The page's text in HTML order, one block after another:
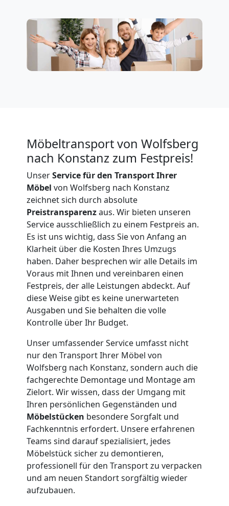
Möbeltransport von Wolfsberg
nach Konstanz zum Festpreis!
UnserService für den Transport Ihrer
Möbel von Wolfsberg nach Konstanz
zeichnet sich durch absolute
Preistransparenzaus. Wir bieten unseren
Service ausschließlich zu einem Festpreis an.
Es ist uns wichtig, dass Sie von Anfang an
Klarheit über die Kosten Ihres Umzugs
haben. Daher besprechen wir alle Details im
Voraus mit Ihnen und vereinbaren einen
Festpreis, der alle Leistungen abdeckt. Auf
diese Weise gibt es keine unerwarteten
Ausgaben und Sie behalten die volle
Kontrolle über Ihr Budget.
Unser umfassender Service umfasst nicht
nur den Transport Ihrer Möbel von
Wolfsberg nach Konstanz, sondern auch die
fachgerechte Demontage und Montage am
Zielort. Wir wissen, dass der Umgang mit
Ihren persönlichen Gegenständen und
Möbelstücken besondere Sorgfalt und
Fachkenntnis erfordert. Unsere erfahrenen
Teams sind darauf spezialisiert, jedes
Möbelstück sicher zu demontieren,
professionell für den Transport zu verpacken
und am neuen Standort sorgfältig wieder
aufzubauen.
Wolfsberg
Firmenumzug
Wolfsberg
Expressumzug
Wolfsberg
Tragehilfe
Wolfsberg
Kleiner
Umzug
Wolfsberg
Küchenumzug
Wolfsberg
Umzug
und